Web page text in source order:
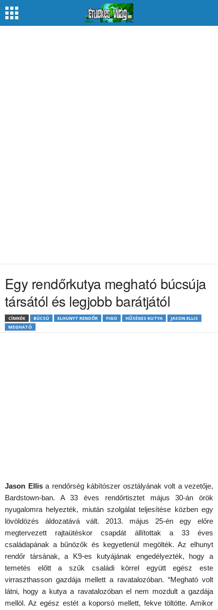
Egy rendőrkutya megható búcsúja
társától és legjobb barátjától
CÍMKÉK BÚCSÚ ELHUNYT RENDŐR FIGO HŰSÉGES KUTYA
JASON ELLIS
MEGHATÓ
Jason Ellisa rendőrség kábítószer osztályának volt a vezetője,
Bardstown-ban. A 33 éves rendőrtisztet május 30-án örök
nyugalomra helyezték, miután szolgálat teljesítése közben egy
lövöldözés áldozatává vált. 2013. május 25-én egy előre
megtervezett rajtaütéskor csapdát állítottak a 33 éves
családapának a bűnözők és kegyetlenül megölték. Az elhunyt
rendőr társának, a K9-es kutyájának engedélyezték, hogy a
temetés előtt a szűk családi körrel együtt egész este
virraszthasson gazdája mellett a ravatalozóban. “Megható volt
látni, hogy a kutya a ravatalozóban el nem mozdult a gazdája
mellöl. Az egész estét a koporsó mellett, fekve töltötte. Amikor